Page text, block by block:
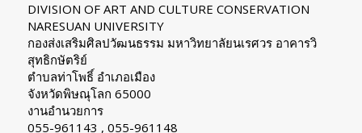
DIVISION OF ART AND CULTURE CONSERVATION
NARESUAN UNIVERSITY
กองส่งเสริมศิลปวัฒนธรรม มหาวิทยาลัยนเรศวร อาคารวิ
สุทธิกษัตริย์
ตำบลท่าโพธิ์ อำเภอเมือง
จังหวัดพิษณุโลก 65000
งานอำนวยการ
055-961143 , 055-961148